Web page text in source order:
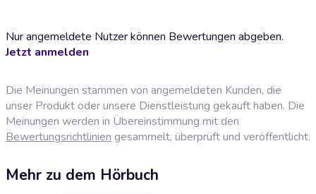
Nur angemeldete Nutzer können Bewertungen abgeben.
Jetzt anmelden
Die Meinungen stammen von angemeldeten Kunden, die
unser Produkt oder unsere Dienstleistung gekauft haben. Die
Meinungen werden in Übereinstimmung mit den
Bewertungsrichtlinien gesammelt, überprüft und veröffentlicht.
Mehr zu dem Hörbuch